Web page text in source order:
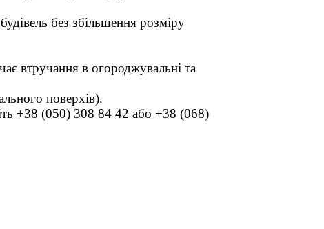
без збільшення розміру
втручання в огороджувальні та
поверхів).
+38 (050) 308 84 42 або +38 (068)